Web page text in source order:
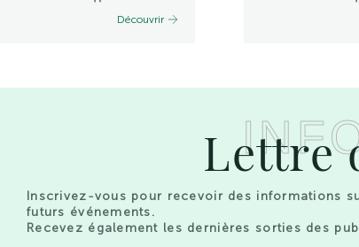
Découvrir
Lettre
Inscrivez-vous pour recevoir des informations
futurs événements.
Recevez également les dernières sorties des